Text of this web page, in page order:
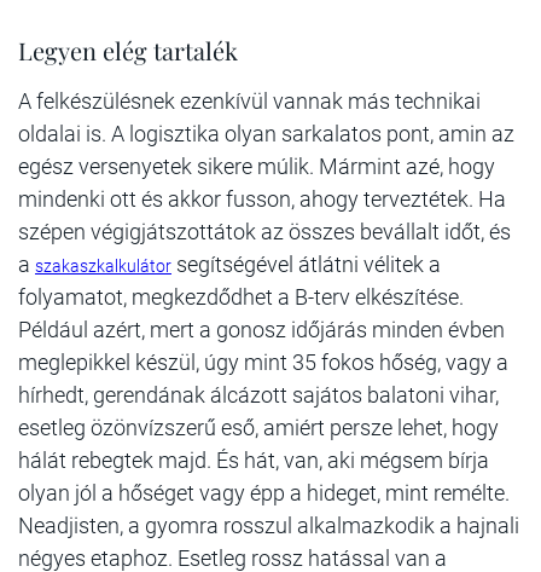
Legyen elég tartalék
A felkészülésnek ezenkívül vannak más technikai
oldalai is. A logisztika olyan sarkalatos pont, amin az
egész versenyetek sikere múlik. Mármint azé, hogy
mindenki ott és akkor fusson, ahogy terveztétek. Ha
szépen végigjátszottátok az összes bevállalt időt, és
a szakaszkalkulátor segítségével átlátni vélitek a
folyamatot, megkezdődhet a B-terv elkészítése.
Például azért, mert a gonosz időjárás minden évben
meglepikkel készül, úgy mint 35 fokos hőség, vagy a
hírhedt, gerendának álcázott sajátos balatoni vihar,
esetleg özönvízszerű eső, amiért persze lehet, hogy
hálát rebegtek majd. És hát, van, aki mégsem bírja
olyan jól a hőséget vagy épp a hideget, mint remélte.
Neadjisten, a gyomra rosszul alkalmazkodik a hajnali
négyes etaphoz. Esetleg rossz hatással van a